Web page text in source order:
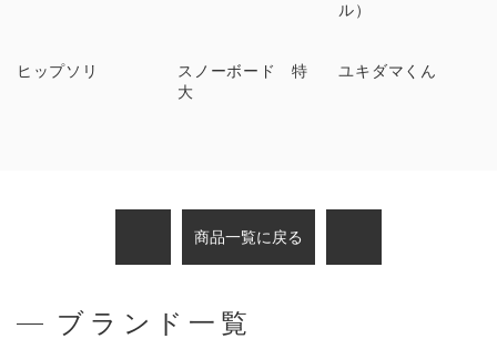
ル）
ヒップソリ
スノーボード 特
大
ユキダマくん
商品一覧に戻る
ブランド一覧